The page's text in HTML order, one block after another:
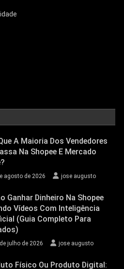
A Maioria Dos Vendedores
Na Shopee E Mercado
agosto de 2026 jose augusto
Ganhar Dinheiro Na Shopee
Vídeos Com Inteligência
(Guia Completo Para
julho de 2026 jose augusto
Físico Ou Produto Digital: